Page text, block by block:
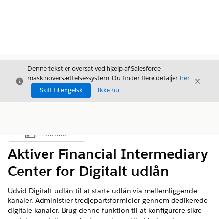
Luk
Denne tekst er oversat ved hjælp af Salesforce-
maskinoversættelsessystem. Du finder flere detaljer her.
Skift til engelsk
Ikke nu
Luk
Vis indholdsfortegnelse
Indhold
Aktiver Financial Intermediary
Center for Digitalt udlån
Udvid Digitalt udlån til at starte udlån via mellemliggende
kanaler. Administrer tredjepartsformidler gennem dedikerede
digitale kanaler. Brug denne funktion til at konfigurere sikre